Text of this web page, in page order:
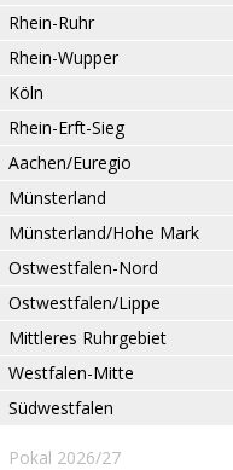
Rhein-Ruhr
Rhein-Wupper
Köln
Rhein-Erft-Sieg
Aachen/Euregio
Münsterland
Münsterland/Hohe Mark
Ostwestfalen-Nord
Ostwestfalen/Lippe
Mittleres Ruhrgebiet
Westfalen-Mitte
Südwestfalen
Pokal 2026/27